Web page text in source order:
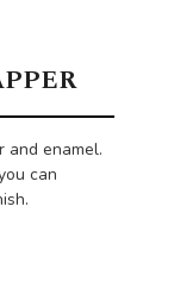
and enamel.
can